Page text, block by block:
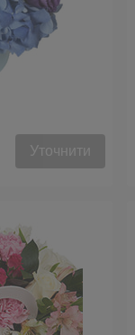
Уточнити